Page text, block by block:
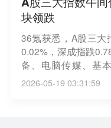
块领跌
36氪获悉，A股三大
0.02%，深成指跌
备、电脑传媒、基
7%，江波龙跌超
媒、电信板块领涨
2026-05-19 03:31:59